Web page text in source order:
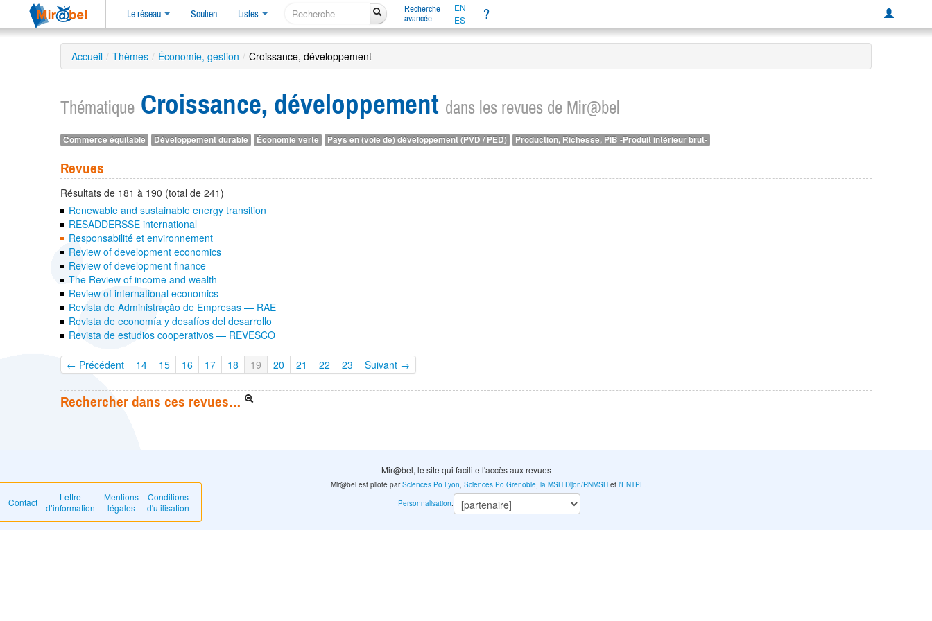
Le réseau Soutien Listes
Recherche
avancée
EN
ES
?
Accueil / Thèmes / Économie, gestion / Croissance, développement
Thématique Croissance, développement dans les revues de Mir@bel
Commerce équitable Développement durable Économie verte Pays en (voie de) développement (PVD / PED) Production, Richesse, PIB -Produit intérieur brut-
Revues
Résultats de 181 à 190 (total de 241)
Renewable and sustainable energy transition
RESADDERSSE international
Responsabilité et environnement
Review of development economics
Review of development finance
The Review of income and wealth
Review of international economics
Revista de Administração de Empresas — RAE
Revista de economía y desafíos del desarrollo
Revista de estudios cooperativos — REVESCO
← Précédent 14 15 16 17 18 19 20 21 22 23 Suivant →
Rechercher dans ces revues…
Mir@bel, le site qui facilite l'accès aux revues
Contact
Lettre
d’information
Mentions
légales
Conditions
d'utilisation
Mir@bel est piloté parSciences Po Lyon,Sciences Po Grenoble,la MSH Dijon/RNMSH etl'ENTPE.
Personnalisation: